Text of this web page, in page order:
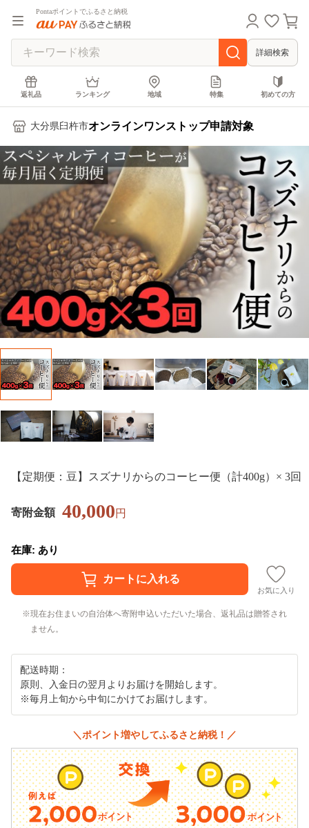
Pontaポイントでふるさと納税
詳細検索
返礼品 ランキング 地域 特集 初めての方
大分県臼杵市オンラインワンストップ申請対象
【定期便：豆】スズナリからのコーヒー便（計400g）× 3回
寄附金額 40,000円
在庫: あり
お気に入り
現在お住まいの自治体へ寄附申込いただいた場合、返礼品は贈答され
ません。
配送時期：
原則、入金日の翌月よりお届けを開始します。
※毎月上旬から中旬にかけてお届けします。
＼ポイント増やしてふるさと納税！／